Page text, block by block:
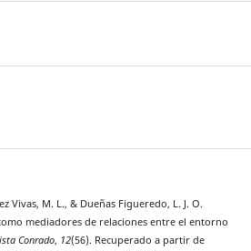
Vivas, M. L., & Dueñas Figueredo, L. J. O.
mediadores de relaciones entre el entorno
Conrado, 12(56). Recuperado a partir de